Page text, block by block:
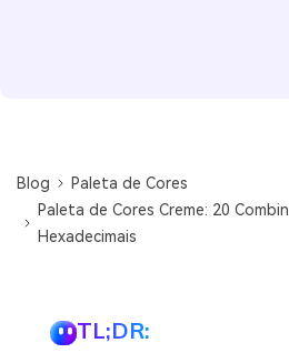
Blog
Paleta de Cores
Paleta de Cores Creme: 20
Hexadecimais
TL;DR: